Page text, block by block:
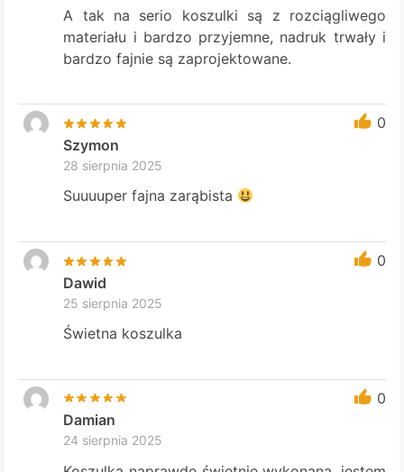
A tak na serio koszulki są z rozciągliwego
materiału i bardzo przyjemne, nadruk trwały i
bardzo fajnie są zaprojektowane.
0
Szymon
28 sierpnia 2025
Suuuuper fajna zarąbista
0
Dawid
25 sierpnia 2025
Świetna koszulka
0
Damian
24 sierpnia 2025